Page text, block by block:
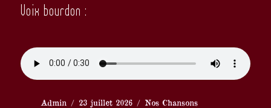
Voix bourdon :
Auteur
Admin
Publié
23 juillet 2026 Catégories
Nos Chansons